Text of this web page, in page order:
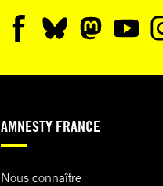
AMNESTY FRANCE
Nous connaître